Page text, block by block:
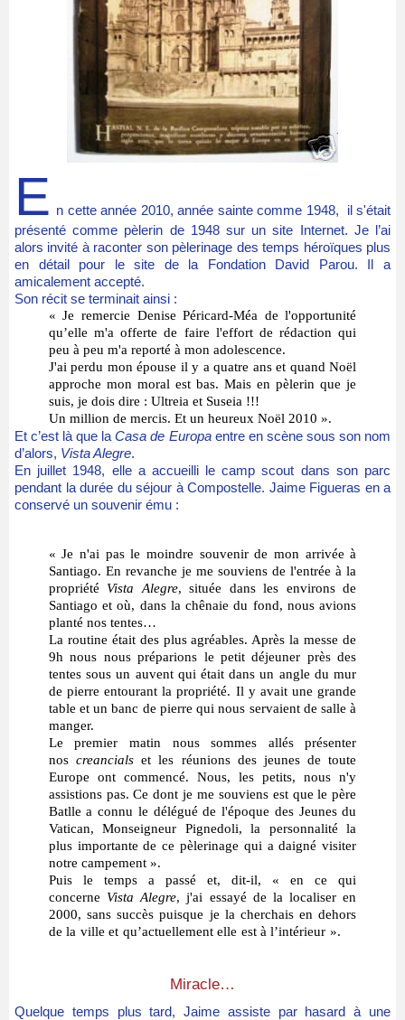
E n cette année 2010, année sainte comme 1948, il s'était
présenté comme pèlerin de 1948 sur un site Internet. Je l’ai
alors invité à raconter son pèlerinage des temps héroïques plus
en détail pour le site de la Fondation David Parou. Il a
amicalement accepté.
Son récit se terminait ainsi :
« Je remercie Denise Péricard-Méa de l'opportunité
qu’elle m'a offerte de faire l'effort de rédaction qui
peu à peu m'a reporté à mon adolescence.
J'ai perdu mon épouse il y a quatre ans et quand Noël
approche mon moral est bas. Mais en pèlerin que je
suis, je dois dire : Ultreia et Suseia !!!
Un million de mercis. Et un heureux Noël 2010 ».
Et c’est là que laCasa de Europaentre en scène sous son nom
d’alors, Vista Alegre.
En juillet 1948, elle a accueilli le camp scout dans son parc
pendant la durée du séjour à Compostelle. Jaime Figueras en a
conservé un souvenir ému :
« Je n'ai pas le moindre souvenir de mon arrivée à
Santiago. En revanche je me souviens de l'entrée à la
propriété
Vista Alegre, située dans les environs de
Santiago et où, dans la chênaie du fond, nous avions
planté nos tentes…
La routine était des plus agréables. Après la messe de
9h nous nous préparions le petit déjeuner près des
tentes sous un auvent qui était dans un angle du mur
de pierre entourant la propriété. Il y avait une grande
table et un banc de pierre qui nous servaient de salle à
manger.
Le premier matin nous sommes allés présenter
nos creancialset les réunions des jeunes de toute
Europe ont commencé. Nous, les petits, nous n'y
assistions pas. Ce dont je me souviens est que le père
Batlle a connu le délégué de l'époque des Jeunes du
Vatican, Monseigneur Pignedoli, la personnalité la
plus importante de ce pèlerinage qui a daigné visiter
notre campement ».
Puis le temps a passé et, dit-il, « en ce qui
concerne Vista Alegre, j'ai essayé de la localiser en
2000, sans succès puisque je la cherchais en dehors
de la ville et qu’actuellement elle est à l’intérieur ».
Miracle…
Quelque temps plus tard, Jaime assiste par hasard à une